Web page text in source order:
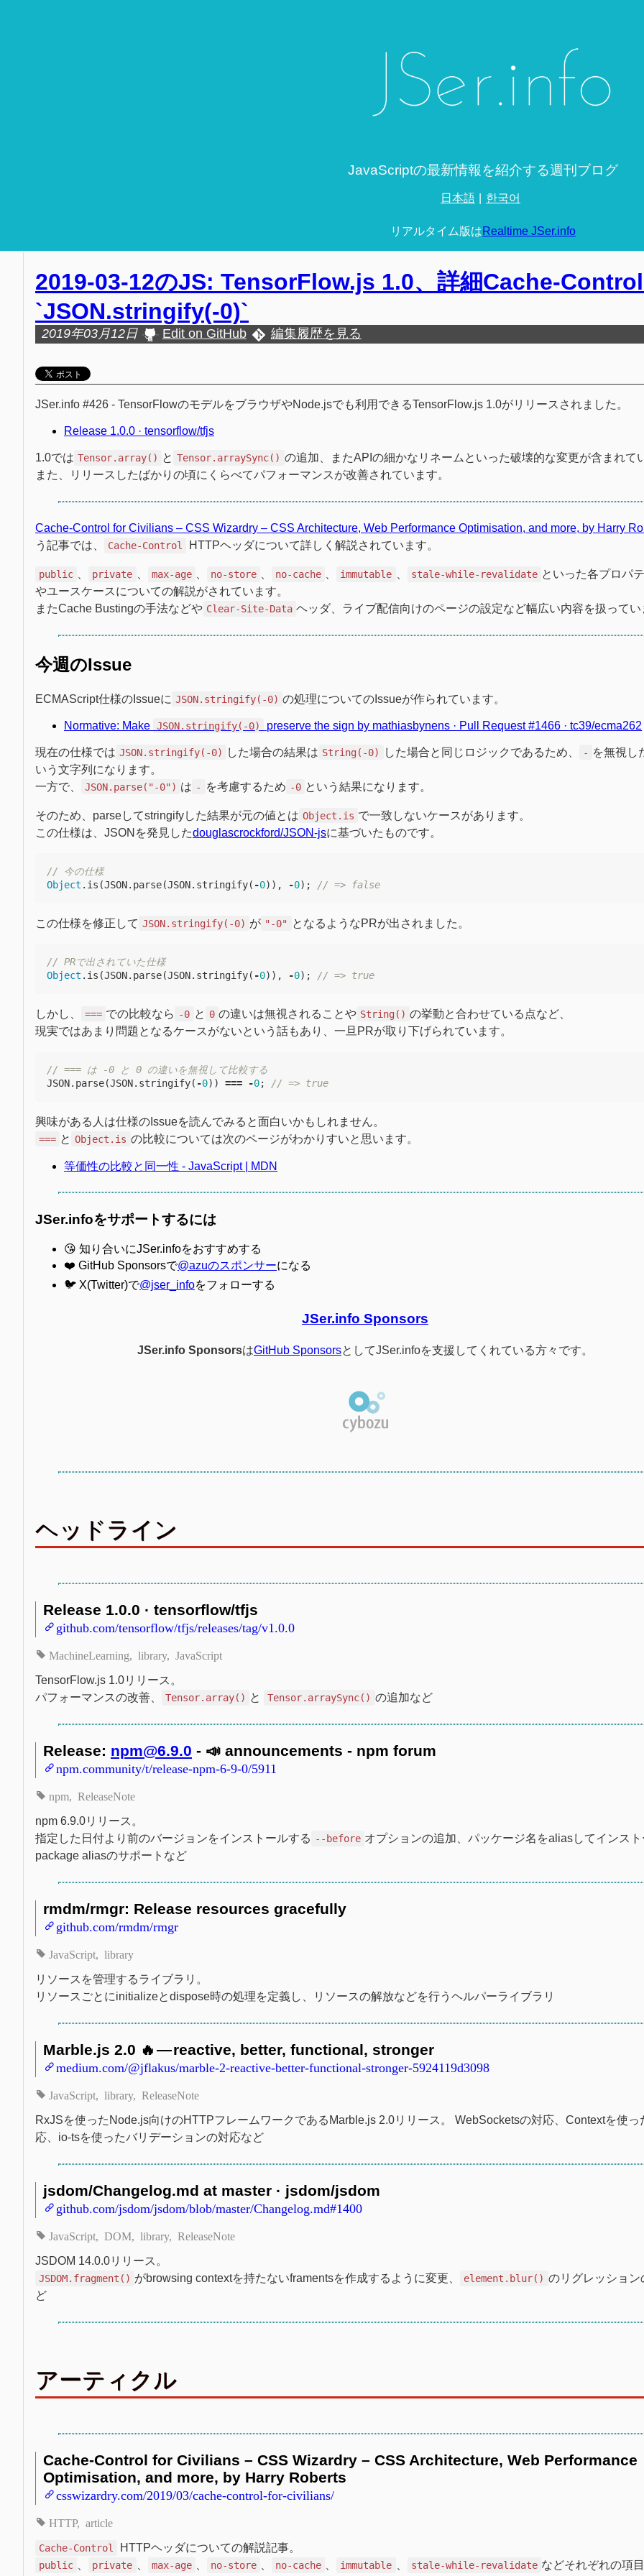
JavaScriptの最新情報を紹介する週刊ブログ
日本語 한국어
リアルタイム版はRealtime JSer.info
2019-03-12のJS: TensorFlow.js 1.0、詳細Cache-
`JSON.stringify(-0)`
2019年03月12日 Edit on GitHub 編集履歴を見る
JSer.info #426 - TensorFlowのモデルをブラウザやNode.jsでも利用できるTensorFlow.js 1.0がリリースされました。
Release 1.0.0 · tensorflow/tfjs
1.0では Tensor.array() と Tensor.arraySync() の追加、またAPIの細かなリネームといった破壊的な変更が含まれて
また、リリースしたばかりの頃にくらべてパフォーマンスが改善されています。
Cache-Control for Civilians – CSS Wizardry – CSS Architecture, Web Performance Optimisation, and more, by Harry
う記事では、
Cache-Control HTTPヘッダについて詳しく解説されています。
public private max-age no-store no-cache immutable stale-while-revalidate といった各プロパ
やユースケースについての解説がされています。
またCache Bustingの手法などや Clear-Site-Data ヘッダ、ライブ配信向けのページの設定など幅広い内容を扱ってい
今週のIssue
ECMAScript仕様のIssueに JSON.stringify(-0) の処理についてのIssueが作られています。
Normative: Make JSON.stringify(-0) preserve the sign by mathiasbynens · Pull Request #1466 · tc39/ecma262
現在の仕様では JSON.stringify(-0) した場合の結果は String(-0) した場合と同じロジックであるため、 - を無視し
いう文字列になります。
一方で、
JSON.parse("-0") は - を考慮するため -0 という結果になります。
そのため、parseしてstringifyした結果が元の値とは Object.is で一致しないケースがあります。
この仕様は、JSONを発見したdouglascrockford/JSON-jsに基づいたものです。
// 今の仕様
Object . is (JSON. parse(JSON. stringify( -0)), -0); // => false
この仕様を修正して JSON.stringify(-0) が "-0" となるようなPRが出されました。
// PRで出されていた仕様
Object . is (JSON. parse(JSON. stringify( -0)), -0); // => true
しかし、 === での比較なら -0 と 0 の違いは無視されることや String() の挙動と合わせている点など、
現実ではあまり問題となるケースがないという話もあり、一旦PRが取り下げられています。
// === は -0 と 0 の違いを無視して比較する
JSON. parse(JSON. stringify( -0)) === -0; // => true
興味がある人は仕様のIssueを読んでみると面白いかもしれません。
=== と Object.is の比較については次のページがわかりすいと思います。
等価性の比較と同一性 - JavaScript | MDN
JSer.infoをサポートするには
😘 知り合いにJSer.infoをおすすめする
❤️ GitHub Sponsorsで@azuのスポンサーになる
🐦 X(Twitter)で@jser_infoをフォローする
JSer.info Sponsors
JSer.info SponsorsはGitHub SponsorsとしてJSer.infoを支援してくれている方々です。
ヘッドライン
Release 1.0.0 · tensorflow/tfjs
github.com/tensorflow/tfjs/releases/tag/v1.0.0
MachineLearning library JavaScript
TensorFlow.js 1.0リリース。
パフォーマンスの改善、
Tensor.array() と Tensor.arraySync() の追加など
Release: npm@6.9.0 - 📣 announcements - npm forum
npm.community/t/release-npm-6-9-0/5911
npm ReleaseNote
npm 6.9.0リリース。
指定した日付より前のバージョンをインストールする --before オプションの追加、パッケージ名をaliasしてインス
package aliasのサポートなど
rmdm/rmgr: Release resources gracefully
github.com/rmdm/rmgr
JavaScript library
リソースを管理するライブラリ。
リソースごとにinitializeとdispose時の処理を定義し、リソースの解放などを行うヘルパーライブラリ
Marble.js 2.0 🔥 — reactive, better, functional, stronger
medium.com/@jflakus/marble-2-reactive-better-functional-stronger-5924119d3098
JavaScript library ReleaseNote
RxJSを使ったNode.js向けのHTTPフレームワークであるMarble.js 2.0リリース。 WebSocketsの対応、Contextを使っ
応、io-tsを使ったバリデーションの対応など
jsdom/Changelog.md at master · jsdom/jsdom
github.com/jsdom/jsdom/blob/master/Changelog.md#1400
JavaScript DOM library ReleaseNote
JSDOM 14.0.0リリース。
JSDOM.fragment() がbrowsing contextを持たないframentsを作成するように変更、 element.blur() のリグレッション
ど
アーティクル
Cache-Control for Civilians – CSS Wizardry – CSS Architecture, Web Performance
Optimisation, and more, by Harry Roberts
csswizardry.com/2019/03/cache-control-for-civilians/
HTTP article
Cache-Control HTTPヘッダについての解説記事。
public private max-age no-store no-cache immutable stale-while-revalidate などそれぞれの項